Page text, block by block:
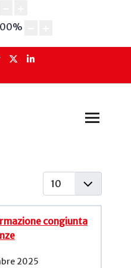
%
Visualizza #
congiunta
2025